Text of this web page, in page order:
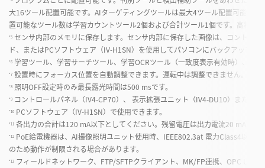
大16ツール配置可能です。AIターゲティングツールは最大4ツール配置可能で
置可能なツール数は学習カウントツール2個および合計ツール1個です。高精度
*5 センサ内部のメモリに保存します。センサ内部に保存した画像は、コントロ
ド、またはPCソフトウェア（IV-H1SN）を使用してパソコンにバックアップで
*6 学習ツール、学習サーチツール、学習OCRツール（一致度表示有効時）、AI
*7 設置時にフォーカス位置を自動調整できます。運転中は調整できません。プ
*8 照明OFF設定時のみ最長露光時間は500 msです。
*9 コントロールパネル（IV4-CP70）、 表示拡張ユニット（IV4-DU10）または
*10 PCソフトウェア（IV-H1SN）で使用できます。
*11 各出力の合計は120 mA以下としてください。残留電圧は出力電流20 mA以
*12 PoE給電機器は、AI撮像照明ユニット使用時、IEEE802.3at 電力Class4以上
のため動作が制限される場合があります。
*13 フィールドネットワーク、FTP/SFTPクライアント、MK/FP連携、OPC UA